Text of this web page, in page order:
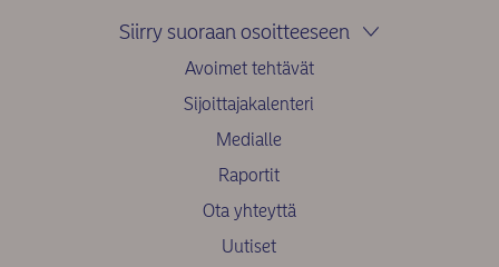
Siirry suoraan osoitteeseen
Avoimet tehtävät
Sijoittajakalenteri
Medialle
Raportit
Ota yhteyttä
Uutiset